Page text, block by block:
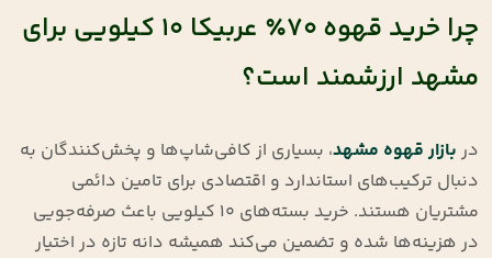
چرا خرید قهوه ۷۰٪ عربیکا ۱۰ کیلویی برای
مشهد ارزشمند است؟
در بازار قهوه مشهد، بسیاری از کافی‌شاپ‌ها و پخش‌کنندگان به
دنبال ترکیب‌های استاندارد و اقتصادی برای تامین دائمی
مشتریان هستند. خرید بسته‌های ۱۰ کیلویی باعث صرفه‌جویی
در هزینه‌ها شده و تضمین می‌کند همیشه دانه تازه در اختیار